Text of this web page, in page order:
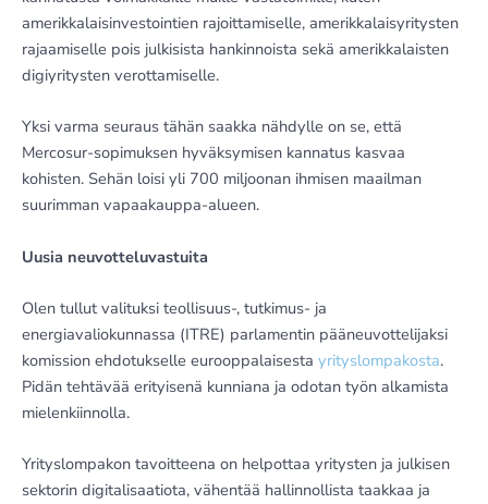
amerikkalaisinvestointien rajoittamiselle, amerikkalaisyritysten
rajaamiselle pois julkisista hankinnoista sekä amerikkalaisten
digiyritysten verottamiselle.
Yksi varma seuraus tähän saakka nähdylle on se, että
Mercosur-sopimuksen hyväksymisen kannatus kasvaa
kohisten. Sehän loisi yli 700 miljoonan ihmisen maailman
suurimman vapaakauppa-alueen.
Uusia neuvotteluvastuita
Olen tullut valituksi teollisuus-, tutkimus- ja
energiavaliokunnassa (ITRE) parlamentin pääneuvottelijaksi
komission ehdotukselle eurooppalaisesta yrityslompakosta.
Pidän tehtävää erityisenä kunniana ja odotan työn alkamista
mielenkiinnolla.
Yrityslompakon tavoitteena on helpottaa yritysten ja julkisen
sektorin digitalisaatiota, vähentää hallinnollista taakkaa ja